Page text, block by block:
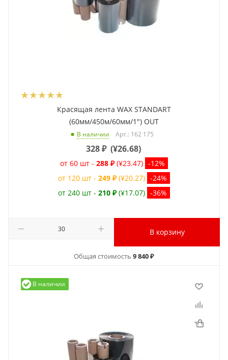
Красящая лента WAX STANDART
(60мм/450м/60мм/1") OUT
В наличии Арт.: 162 175
328₽ (¥26.68)
от 60 шт - 288 ₽ (¥23.47) -12%
от 120 шт - 249 ₽ (¥20.27) -24%
от 240 шт - 210 ₽ (¥17.07) -36%
В корзину
Общая стоимость 9 840 ₽
В наличии